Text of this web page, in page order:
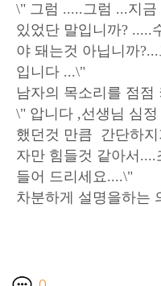
\" 그럼 .....그럼 ...지
있었단 말입니까? .....
야 돼는것 아닙니까
입니다 ...\"
남자의 목소리를 점점
\" 압니다 ,선생님 심
했던것 만큼 간단하
자만 힘들것 같아서
들어 드리세요....\"
차분하게 설명을하는
한동안 둘의 사이에서